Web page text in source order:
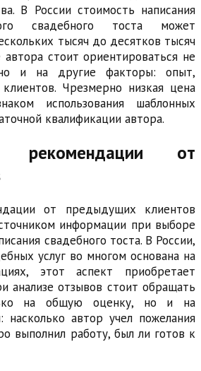
В России стоимость написания
свадебного тоста может
тысяч до десятков тысяч
стоит ориентироваться не
и на другие факторы: опыт,
Чрезмерно низкая цена
использования шаблонных
квалификации автора.
от
от предыдущих клиентов
информации при выборе
свадебного тоста. В России,
услуг во многом основана на
этот аспект приобретает
анализе отзывов стоит обращать
на общую оценку, но и на
насколько автор учел пожелания
выполнил работу, был ли готов к